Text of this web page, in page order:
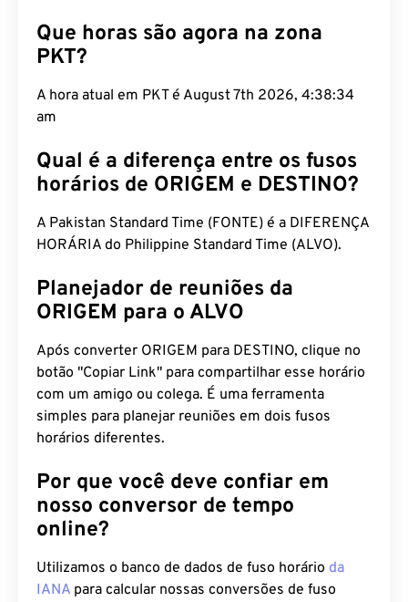
Que horas são agora na zona
PKT?
A hora atual em PKT é August 7th 2026, 4:38:35
am
Qual é a diferença entre os fusos
horários de ORIGEM e DESTINO?
A Pakistan Standard Time (FONTE) é a DIFERENÇA
HORÁRIA do Philippine Standard Time (ALVO).
Planejador de reuniões da
ORIGEM para o ALVO
Após converter ORIGEM para DESTINO, clique no
botão "Copiar Link" para compartilhar esse horário
com um amigo ou colega. É uma ferramenta
simples para planejar reuniões em dois fusos
horários diferentes.
Por que você deve confiar em
nosso conversor de tempo
online?
Utilizamos o banco de dados de fuso horário da
IANA para calcular nossas conversões de fuso